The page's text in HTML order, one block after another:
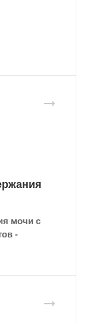
мочи с
-